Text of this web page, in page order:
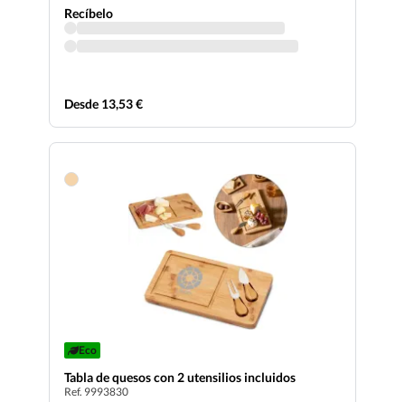
Recíbelo
Desde 13,53 €
Eco
Tabla de quesos con 2 utensilios incluidos
Ref. 9993830